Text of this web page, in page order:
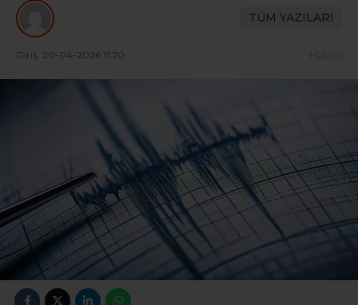
TÜM YAZILARI
Giriş: 20-04-2026 11:20 Haber